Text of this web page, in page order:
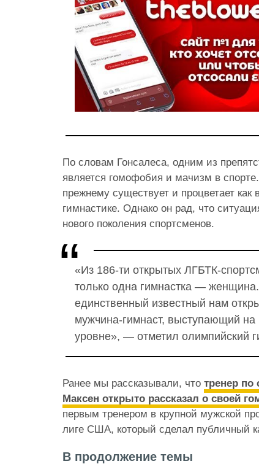
По словам Гонсалеса, одним из
является гомофобия и мачизм в
прежнему существует и процветает как
гимнастике. Однако он рад, что
нового поколения спортсменов.
«Из 186-ти открытых ЛГБТК-
только одна гимнастка —
единственный известный нам
мужчина-гимнаст, выступающий
уровне», — отметил олимпийский
Ранее мы рассказывали, что тренер по
Максен открыто рассказал о своей
первым тренером в крупной мужской
лиге США, который сделал публичный
В продолжение темы